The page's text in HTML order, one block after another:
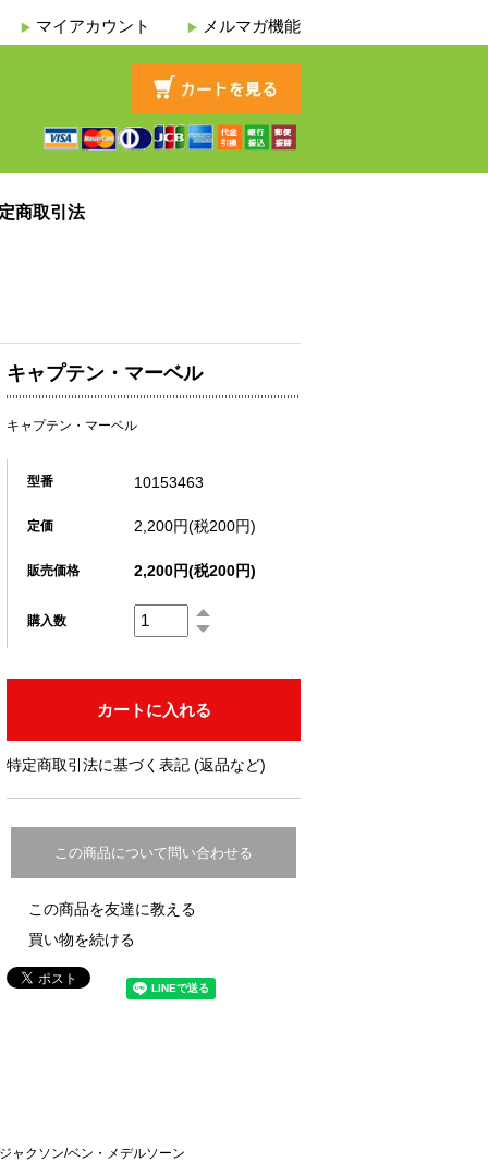
マイアカウント メルマガ機能
商取引法
キャプテン・マーベル
キャプテン・マーベル
型番 10153463
定価 2,200円(税200円)
販売価格 2,200円(税200円)
購入数
特定商取引法に基づく表記 (返品など)
この商品について問い合わせる
この商品を友達に教える
買い物を続ける
ャクソン/ベン・メデルソーン